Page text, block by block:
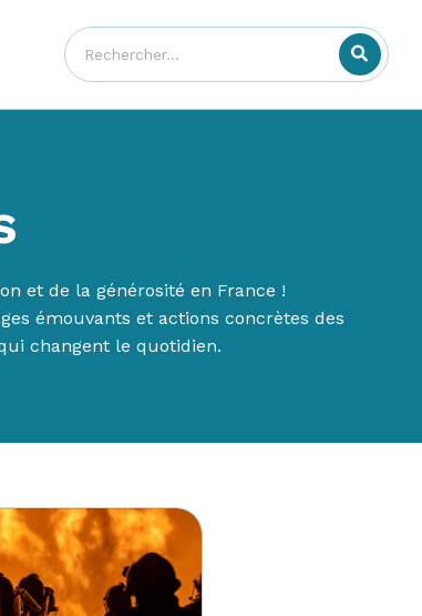
et de la générosité en France !
émouvants et actions concrètes des
changent le quotidien.